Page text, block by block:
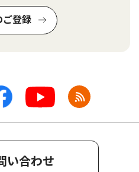
ご登録
い合わせ